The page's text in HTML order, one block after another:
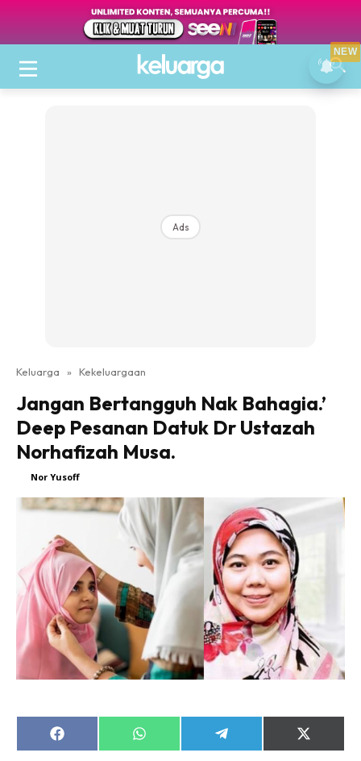
Ads
Keluarga » Kekeluargaan
Jangan Bertangguh Nak Bahagia.’
Deep Pesanan Datuk Dr Ustazah
Norhafizah Musa.
Nor Yusoff
Share
on
Share
on
Share
on
Share
on
NEW